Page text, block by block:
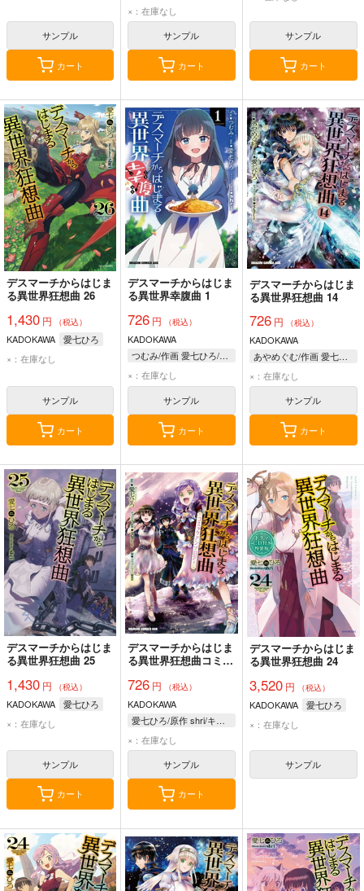
サンプル
カート
×：在庫なし
サンプル
カート
サンプル
カート
デスマーチからはじま
る異世界狂想曲 26
1,430 円 （税込）
KADOKAWA
愛七ひろ
×：在庫なし
サンプル
カート
デスマーチからはじま
る異世界幸腹曲 1
726 円 （税込）
KADOKAWA
つむみ/作画 愛七ひろ/原作 shri/キャラクター原案
×：在庫なし
サンプル
カート
デスマーチからはじま
る異世界狂想曲 14
726円 （税込）
KADOKAWA
あやめぐむ/作画 愛七ひろ/原作 shri/キャラクター原案
×：在庫なし
サンプル
カート
デスマーチからはじま
る異世界狂想曲 25
1,430 円 （税込）
KADOKAWA
愛七ひろ
×：在庫なし
サンプル
カート
デスマーチからはじま
る異世界狂想曲コミッ
726 円 （税込）
KADOKAWA
愛七ひろ/原作 shri/キャラクター原案 ドラゴンエイジ編集部/編
×：在庫なし
サンプル
カート
デスマーチからはじま
る異世界狂想曲 24
3,520円 （税込）
KADOKAWA
愛七ひろ
×：在庫なし
サンプル